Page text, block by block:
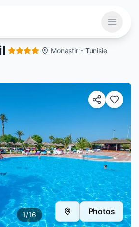
Ouvrir
·
Monastir - Tunisie
1/16 Photos